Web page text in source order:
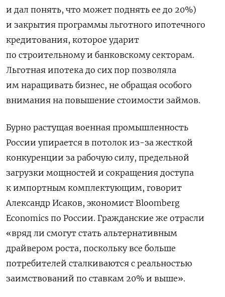
и дал понять, что может поднять ее до 20%)
и закрытия программы льготного ипотечного
кредитования, которое ударит
по строительному и банковскому секторам.
Льготная ипотека до сих пор позволяла
им наращивать бизнес, не обращая особого
внимания на повышение стоимости займов.
Бурно растущая военная промышленность
России упирается в потолок из-за жесткой
конкуренции за рабочую силу, предельной
загрузки мощностей и сокращения доступа
к импортным комплектующим, говорит
Александр Исаков, экономист Bloomberg
Economics по России. Гражданские же отрасли
«вряд ли смогут стать альтернативным
драйвером роста, поскольку все больше
потребителей сталкиваются с реальностью
заимствований по ставкам 20% и выше».